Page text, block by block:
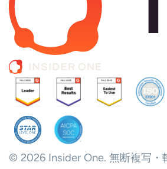
© 2026 Insider One. 無断複写・